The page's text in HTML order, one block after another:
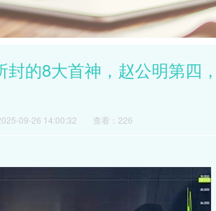
的8大首神，赵公明第四
09-26 14:00:32 查看：226